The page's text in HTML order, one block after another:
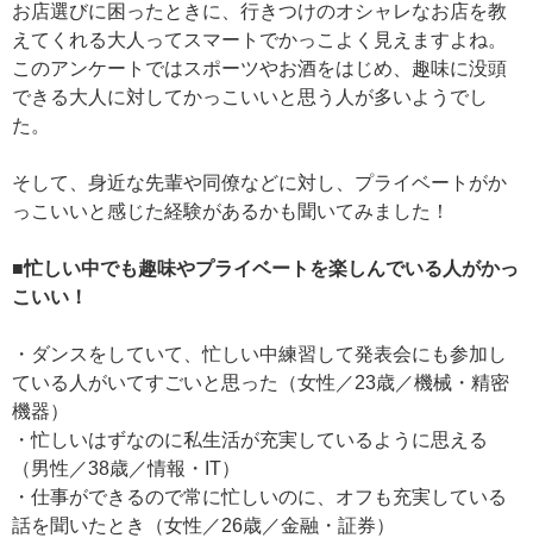
お店選びに困ったときに、行きつけのオシャレなお店を教
えてくれる大人ってスマートでかっこよく見えますよね。
このアンケートではスポーツやお酒をはじめ、趣味に没頭
できる大人に対してかっこいいと思う人が多いようでし
た。
そして、身近な先輩や同僚などに対し、プライベートがか
っこいいと感じた経験があるかも聞いてみました！
■忙しい中でも趣味やプライベートを楽しんでいる人がかっ
こいい！
・ダンスをしていて、忙しい中練習して発表会にも参加し
ている人がいてすごいと思った（女性／23歳／機械・精密
機器）
・忙しいはずなのに私生活が充実しているように思える
（男性／38歳／情報・IT）
・仕事ができるので常に忙しいのに、オフも充実している
話を聞いたとき（女性／26歳／金融・証券）